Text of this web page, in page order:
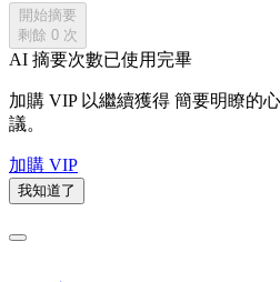
開始摘要
剩餘 0 次
AI 摘要次數已使用完畢
加購 VIP 以繼續獲得 簡要明瞭的
議。
加購 VIP
我知道了